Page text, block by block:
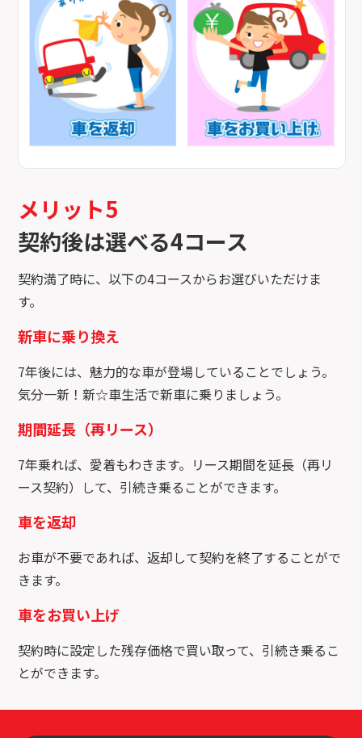
メリット5
契約後は選べる4コース
契約満了時に、以下の4コースからお選びいただけま
す。
新車に乗り換え
7年後には、魅力的な車が登場していることでしょう。
気分一新！新☆車生活で新車に乗りましょう。
期間延長（再リース）
7年乗れば、愛着もわきます。リース期間を延長（再リ
ース契約）して、引続き乗ることができます。
車を返却
お車が不要であれば、返却して契約を終了することがで
きます。
車をお買い上げ
契約時に設定した残存価格で買い取って、引続き乗るこ
とができます。